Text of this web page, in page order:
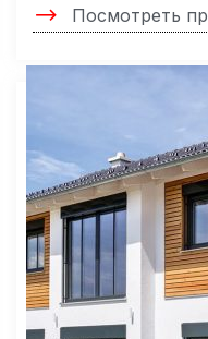
Посмотреть